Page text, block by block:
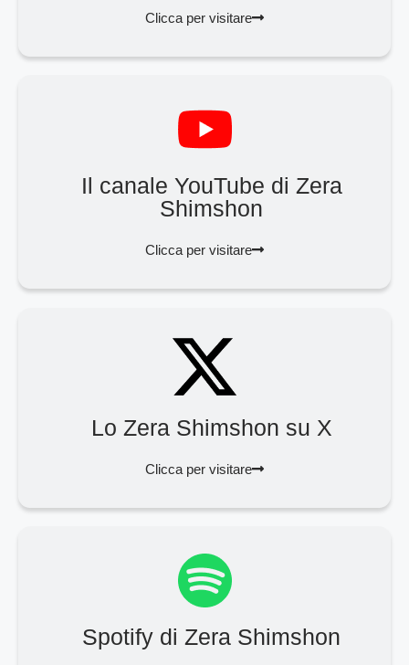
Clicca per visitare
Il canale YouTube di Zera
Shimshon
Clicca per visitare
Lo Zera Shimshon su X
Clicca per visitare
Spotify di Zera Shimshon